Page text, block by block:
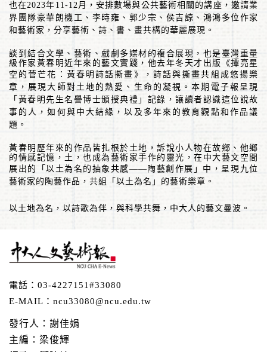
也在2023年 11-12月，安排數場與公共藝術相關的講座，邀請業
界團隊豪華朗機工、李時雍、郭少宗、侯吉諒、鴻鴻多位作家
和藝術家，分享藝術、詩、書、畫共構的華麗展現。
談到結合文學、藝術、戲劇多媒材的複合展現，也是臺灣重量
級作家黃春明近年來的藝文實踐，他去年冬天才出版《撢亮星
空的菅芒花：黃春明詩話撕畫 》， 詩話與撕畫共組成悠揚樂
章，展現大師對土地的熱愛、生命的凝視。本期電子報呈現
「黃春明先生名譽博士頒授典禮」記錄，讓讀者認識這位說故
事的人，如何與中大結緣，以及多年來的教育觀點和作品議
題。
黃春明歷年來的作品皆扎根於土地，訴說小人物在故鄉、他鄉
的情感記憶，土，也成為藝術家手作的靈光，在中大藝文空間
展出的「以土為名的抽象共感—— 陶藝創作展」中，呈現 九位
藝術家的陶藝作品，共組「以土為名」的藝術樂章。
以土地為名，以詩歌為伴，與科學共舞，中大人的藝文曼波。
電話： 03-4227151#33080
E-MAIL： ncu33080@ncu.edu.tw
發行人：謝佳娟
主編：梁俊輝